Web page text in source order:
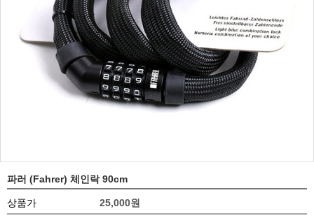
파러 (Fahrer) 체인락 90cm
상품가 25,000원